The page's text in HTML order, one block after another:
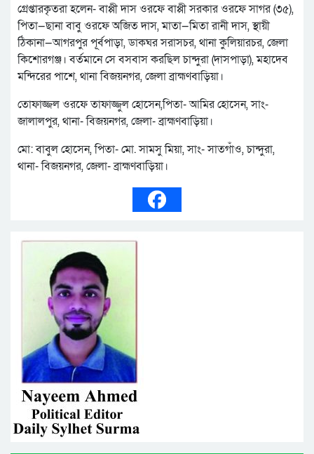
গ্রেপ্তারকৃতরা হলেন- বাপ্পী দাস ওরফে বাপ্পী সরকার ওরফে সাগর (৩৫),
পিতা—ছানা বাবু ওরফে অজিত দাস, মাতা—মিতা রানী দাস, স্থায়ী
ঠিকানা—আগরপুর পূর্বপাড়া, ডাকঘর সরাসচর, থানা কুলিয়ারচর, জেলা
কিশোরগঞ্জ। বর্তমানে সে বসবাস করছিল চান্দুরা (দাসপাড়া), মহাদেব
মন্দিরের পাশে, থানা বিজয়নগর, জেলা ব্রাহ্মণবাড়িয়া।
তোফাজ্জল ওরফে তাফাজ্জুল হোসেন,পিতা- আমির হোসেন, সাং-
জালালপুর, থানা- বিজয়নগর, জেলা- ব্রাহ্মণবাড়িয়া।
মো: বাবুল হোসেন, পিতা- মো. সামসু মিয়া, সাং- সাতগাঁও, চান্দুরা,
থানা- বিজয়নগর, জেলা- ব্রাহ্মণবাড়িয়া।